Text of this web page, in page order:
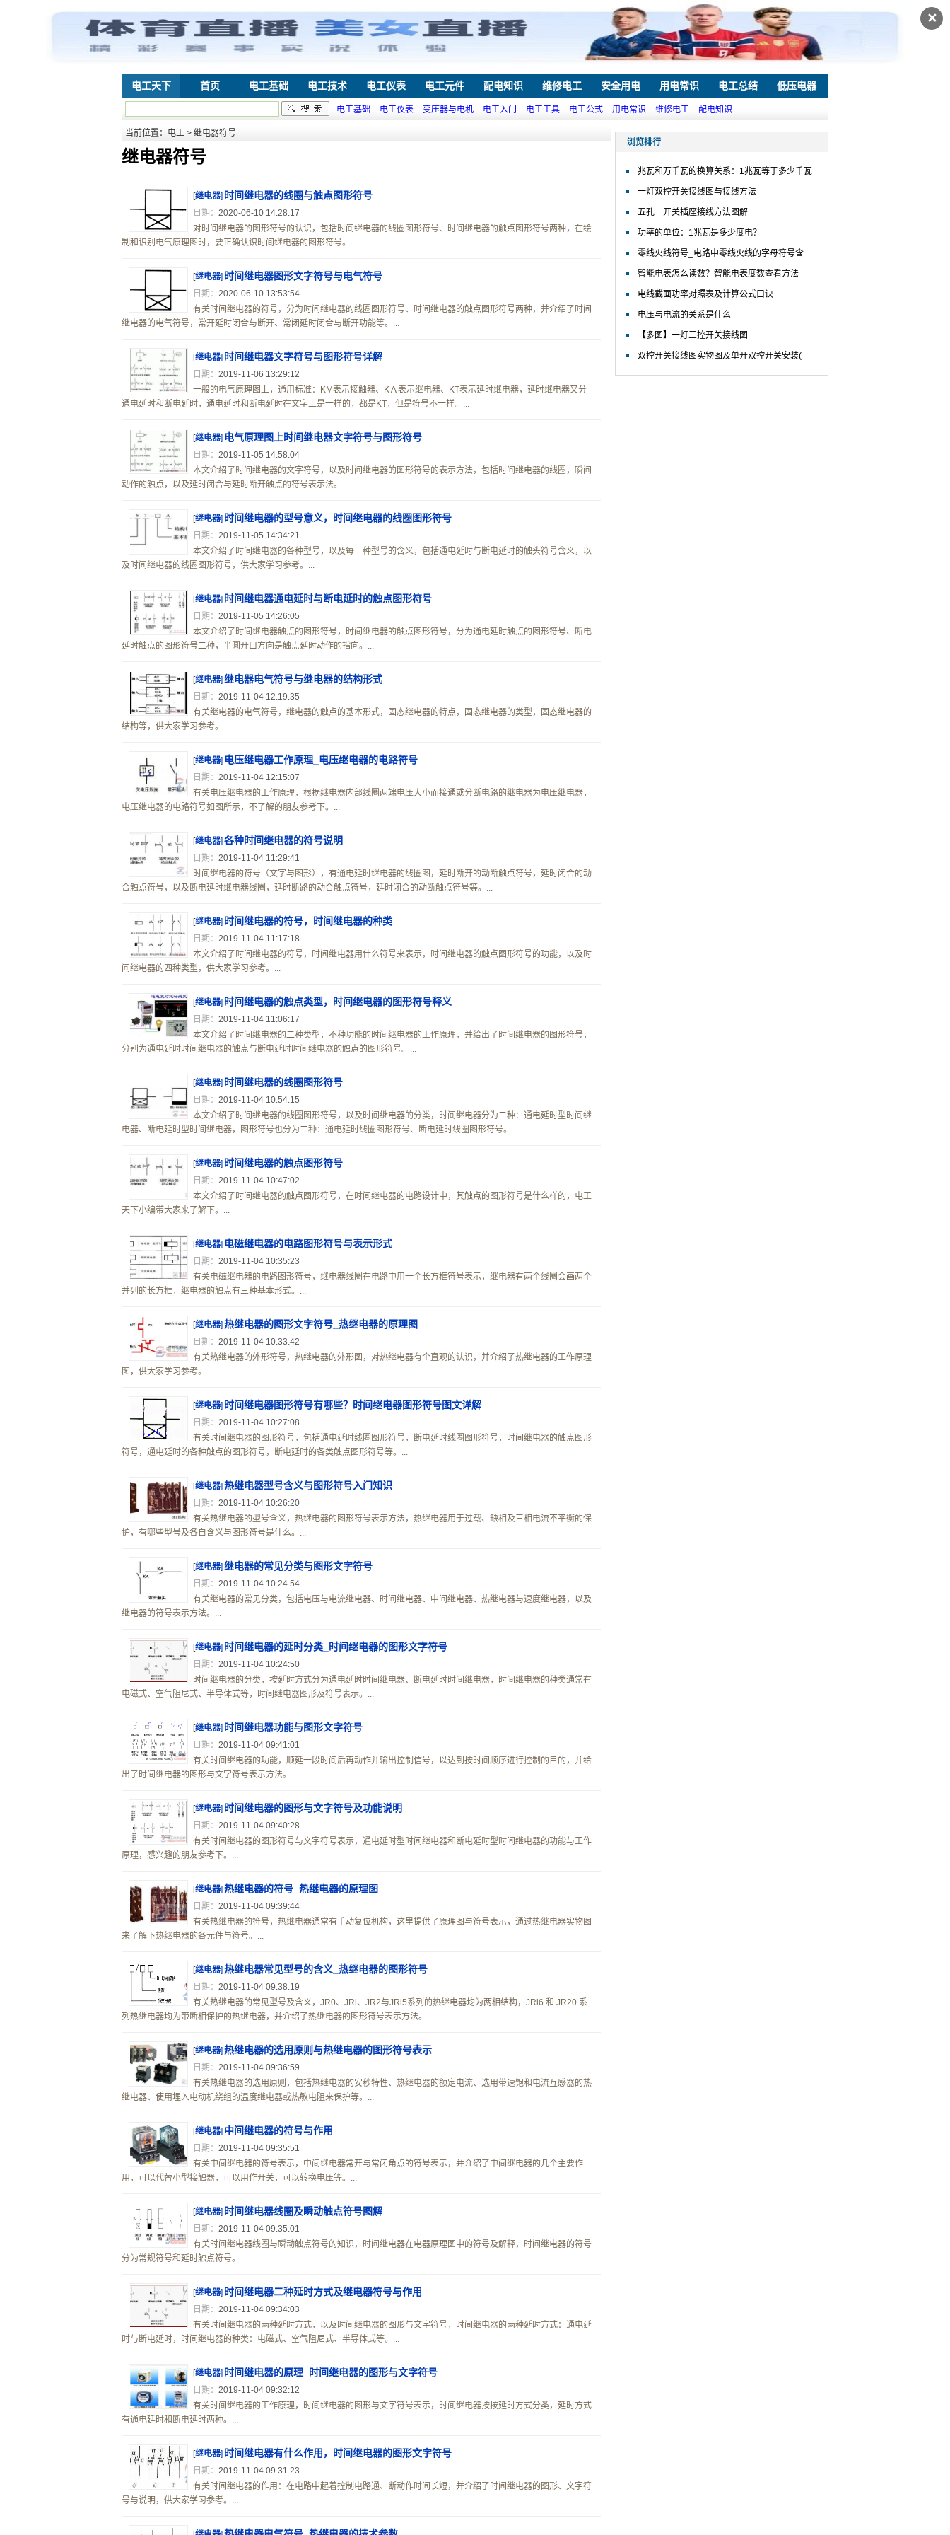
✕
电工天下 首页 电工基础 电工技术 电工仪表 电工元件 配电知识 维修电工 安全用电 用电常识 电工总结 低压电器
电工基础 电工仪表 变压器与电机 电工入门 电工工具 电工公式 用电常识 维修电工 配电知识
当前位置： 电工 > 继电器符号
继电器符号
[继电器] 时间继电器的线圈与触点图形符号
日期： 2020-06-10 14:28:17
对时间继电器的图形符号的认识，包括时间继电器的线圈图形符号、时间继电器的触点图形符号两种，在绘
制和识别电气原理图时，要正确认识时间继电器的图形符号。...
[继电器] 时间继电器图形文字符号与电气符号
日期： 2020-06-10 13:53:54
有关时间继电器的符号，分为时间继电器的线圈图形符号、时间继电器的触点图形符号两种，并介绍了时间
继电器的电气符号，常开延时闭合与断开、常闭延时闭合与断开功能等。...
[继电器] 时间继电器文字符号与图形符号详解
日期： 2019-11-06 13:29:12
一般的电气原理图上，通用标准：KM表示接触器、KＡ表示继电器、KT表示延时继电器，延时继电器又分
通电延时和断电延时，通电延时和断电延时在文字上是一样的，都是KT，但是符号不一样。...
[继电器] 电气原理图上时间继电器文字符号与图形符号
日期： 2019-11-05 14:58:04
本文介绍了时间继电器的文字符号，以及时间继电器的图形符号的表示方法，包括时间继电器的线圈，瞬间
动作的触点，以及延时闭合与延时断开触点的符号表示法。...
[继电器] 时间继电器的型号意义，时间继电器的线圈图形符号
日期： 2019-11-05 14:34:21
本文介绍了时间继电器的各种型号，以及每一种型号的含义，包括通电延时与断电延时的触头符号含义，以
及时间继电器的线圈图形符号，供大家学习参考。...
[继电器] 时间继电器通电延时与断电延时的触点图形符号
日期： 2019-11-05 14:26:05
本文介绍了时间继电器触点的图形符号，时间继电器的触点图形符号，分为通电延时触点的图形符号、断电
延时触点的图形符号二种，半圆开口方向是触点延时动作的指向。...
[继电器] 继电器电气符号与继电器的结构形式
日期： 2019-11-04 12:19:35
有关继电器的电气符号，继电器的触点的基本形式，固态继电器的特点，固态继电器的类型，固态继电器的
结构等，供大家学习参考。...
[继电器] 电压继电器工作原理_电压继电器的电路符号
日期： 2019-11-04 12:15:07
有关电压继电器的工作原理，根据继电器内部线圈两端电压大小而接通或分断电路的继电器为电压继电器，
电压继电器的电路符号如图所示，不了解的朋友参考下。...
[继电器] 各种时间继电器的符号说明
日期： 2019-11-04 11:29:41
时间继电器的符号（文字与图形），有通电延时继电器的线圈图，延时断开的动断触点符号，延时闭合的动
合触点符号，以及断电延时继电器线圈，延时断路的动合触点符号，延时闭合的动断触点符号等。...
[继电器] 时间继电器的符号，时间继电器的种类
日期： 2019-11-04 11:17:18
本文介绍了时间继电器的符号，时间继电器用什么符号来表示，时间继电器的触点图形符号的功能，以及时
间继电器的四种类型，供大家学习参考。...
[继电器] 时间继电器的触点类型，时间继电器的图形符号释义
日期： 2019-11-04 11:06:17
本文介绍了时间继电器的二种类型，不种功能的时间继电器的工作原理，并给出了时间继电器的图形符号，
分别为通电延时时间继电器的触点与断电延时时间继电器的触点的图形符号。...
[继电器] 时间继电器的线圈图形符号
日期： 2019-11-04 10:54:15
本文介绍了时间继电器的线圈图形符号，以及时间继电器的分类，时间继电器分为二种：通电延时型时间继
电器、断电延时型时间继电器，图形符号也分为二种：通电延时线圈图形符号、断电延时线圈图形符号。...
[继电器] 时间继电器的触点图形符号
日期： 2019-11-04 10:47:02
本文介绍了时间继电器的触点图形符号，在时间继电器的电路设计中，其触点的图形符号是什么样的，电工
天下小编带大家来了解下。...
[继电器] 电磁继电器的电路图形符号与表示形式
日期： 2019-11-04 10:35:23
有关电磁继电器的电路图形符号，继电器线圈在电路中用一个长方框符号表示，继电器有两个线圈会画两个
并列的长方框，继电器的触点有三种基本形式。...
[继电器] 热继电器的图形文字符号_热继电器的原理图
日期： 2019-11-04 10:33:42
有关热继电器的外形符号，热继电器的外形图，对热继电器有个直观的认识，并介绍了热继电器的工作原理
图，供大家学习参考。...
[继电器] 时间继电器图形符号有哪些？时间继电器图形符号图文详解
日期： 2019-11-04 10:27:08
有关时间继电器的图形符号，包括通电延时线圈图形符号，断电延时线圈图形符号，时间继电器的触点图形
符号，通电延时的各种触点的图形符号，断电延时的各类触点图形符号等。...
[继电器] 热继电器型号含义与图形符号入门知识
日期： 2019-11-04 10:26:20
有关热继电器的型号含义，热继电器的图形符号表示方法，热继电器用于过载、缺相及三相电流不平衡的保
护，有哪些型号及各自含义与图形符号是什么。...
[继电器] 继电器的常见分类与图形文字符号
日期： 2019-11-04 10:24:54
有关继电器的常见分类，包括电压与电流继电器、时间继电器、中间继电器、热继电器与速度继电器，以及
继电器的符号表示方法。...
[继电器] 时间继电器的延时分类_时间继电器的图形文字符号
日期： 2019-11-04 10:24:50
时间继电器的分类，按延时方式分为通电延时时间继电器、断电延时时间继电器，时间继电器的种类通常有
电磁式、空气阻尼式、半导体式等，时间继电器图形及符号表示。...
[继电器] 时间继电器功能与图形文字符号
日期： 2019-11-04 09:41:01
有关时间继电器的功能，顺延一段时间后再动作并输出控制信号，以达到按时间顺序进行控制的目的，并给
出了时间继电器的图形与文字符号表示方法。...
[继电器] 时间继电器的图形与文字符号及功能说明
日期： 2019-11-04 09:40:28
有关时间继电器的图形符号与文字符号表示，通电延时型时间继电器和断电延时型时间继电器的功能与工作
原理，感兴趣的朋友参考下。...
[继电器] 热继电器的符号_热继电器的原理图
日期： 2019-11-04 09:39:44
有关热继电器的符号，热继电器通常有手动复位机构，这里提供了原理图与符号表示，通过热继电器实物图
来了解下热继电器的各元件与符号。...
[继电器] 热继电器常见型号的含义_热继电器的图形符号
日期： 2019-11-04 09:38:19
有关热继电器的常见型号及含义，JR0、JRl、JR2与JRl5系列的热继电器均为两相结构，JRl6 和 JR20 系
列热继电器均为带断相保护的热继电器，并介绍了热继电器的图形符号表示方法。...
[继电器] 热继电器的选用原则与热继电器的图形符号表示
日期： 2019-11-04 09:36:59
有关热继电器的选用原则，包括热继电器的安秒特性、热继电器的额定电流、选用带速饱和电流互感器的热
继电器、使用埋入电动机绕组的温度继电器或热敏电阻来保护等。...
[继电器] 中间继电器的符号与作用
日期： 2019-11-04 09:35:51
有关中间继电器的符号表示，中间继电器常开与常闭角点的符号表示，并介绍了中间继电器的几个主要作
用，可以代替小型接触器，可以用作开关，可以转换电压等。...
[继电器] 时间继电器线圈及瞬动触点符号图解
日期： 2019-11-04 09:35:01
有关时间继电器线圈与瞬动触点符号的知识，时间继电器在电器原理图中的符号及解释，时间继电器的符号
分为常规符号和延时触点符号。...
[继电器] 时间继电器二种延时方式及继电器符号与作用
日期： 2019-11-04 09:34:03
有关时间继电器的两种延时方式，以及时间继电器的图形与文字符号，时间继电器的两种延时方式：通电延
时与断电延时，时间继电器的种类：电磁式、空气阻尼式、半导体式等。...
[继电器] 时间继电器的原理_时间继电器的图形与文字符号
日期： 2019-11-04 09:32:12
有关时间继电器的工作原理，时间继电器的图形与文字符号表示，时间继电器按按延时方式分类，延时方式
有通电延时和断电延时两种。...
[继电器] 时间继电器有什么作用，时间继电器的图形文字符号
日期： 2019-11-04 09:31:23
有关时间继电器的作用：在电路中起着控制电路通、断动作时间长短，并介绍了时间继电器的图形、文字符
号与说明，供大家学习参考。...
浏览排行
兆瓦和万千瓦的换算关系：1兆瓦等于多少千瓦
一灯双控开关接线图与接线方法
五孔一开关插座接线方法图解
功率的单位：1兆瓦是多少度电？
零线火线符号_电路中零线火线的字母符号含
智能电表怎么读数？智能电表度数查看方法
电线截面功率对照表及计算公式口诀
电压与电流的关系是什么
【多图】一灯三控开关接线图
双控开关接线图实物图及单开双控开关安装(